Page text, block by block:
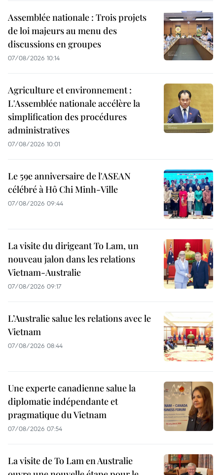
Assemblée nationale : Trois projets
de loi majeurs au menu des
discussions en groupes
07/08/2026 10:14
Agriculture et environnement :
L'Assemblée nationale accélère la
simplification des procédures
administratives
07/08/2026 10:01
Le 59e anniversaire de l'ASEAN
célébré à Hô Chi Minh-Ville
07/08/2026 09:44
La visite du dirigeant To Lam, un
nouveau jalon dans les relations
Vietnam-Australie
07/08/2026 09:17
L’Australie salue les relations avec le
Vietnam
07/08/2026 08:44
Une experte canadienne salue la
diplomatie indépendante et
pragmatique du Vietnam
07/08/2026 07:54
La visite de To Lam en Australie